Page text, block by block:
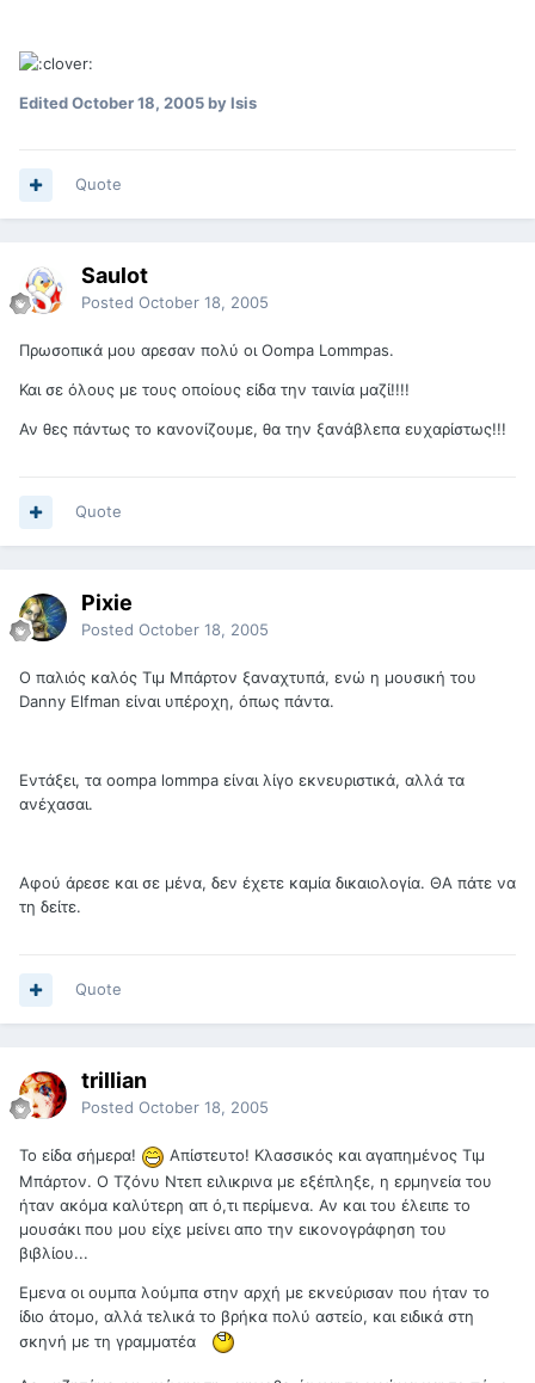
EditedOctober 18, 2005by Isis
Quote
Saulot
Posted October 18, 2005
Πρωσοπικά μου αρεσαν πολύ οι Oompa Lommpas.
Και σε όλους με τους οποίους είδα την ταινία μαζί!!!!
Αν θες πάντως το κανονίζουμε, θα την ξανάβλεπα ευχαρίστως!!!
Quote
Pixie
Posted October 18, 2005
Ο παλιός καλός Τιμ Μπάρτον ξαναχτυπά, ενώ η μουσική του
Danny Elfman είναι υπέροχη, όπως πάντα.
Εντάξει, τα oompa lommpa είναι λίγο εκνευριστικά, αλλά τα
ανέχασαι.
Αφού άρεσε και σε μένα, δεν έχετε καμία δικαιολογία. ΘΑ πάτε να
τη δείτε.
Quote
trillian
Posted October 18, 2005
Το είδα σήμερα!
Απίστευτο! Κλασσικός και αγαπημένος Τιμ
Μπάρτον. Ο Τζόνυ Ντεπ ειλικρινα με εξέπληξε, η ερμηνεία του
ήταν ακόμα καλύτερη απ ό,τι περίμενα. Αν και του έλειπε το
μουσάκι που μου είχε μείνει απο την εικονογράφηση του
βιβλίου...
Εμενα οι ουμπα λούμπα στην αρχή με εκνεύρισαν που ήταν το
ίδιο άτομο, αλλά τελικά το βρήκα πολύ αστείο, και ειδικά στη
σκηνή με τη γραμματέα